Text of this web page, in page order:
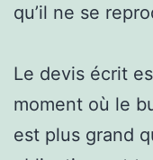
qu’il ne se
Le devis écrit
moment où le
est plus grand